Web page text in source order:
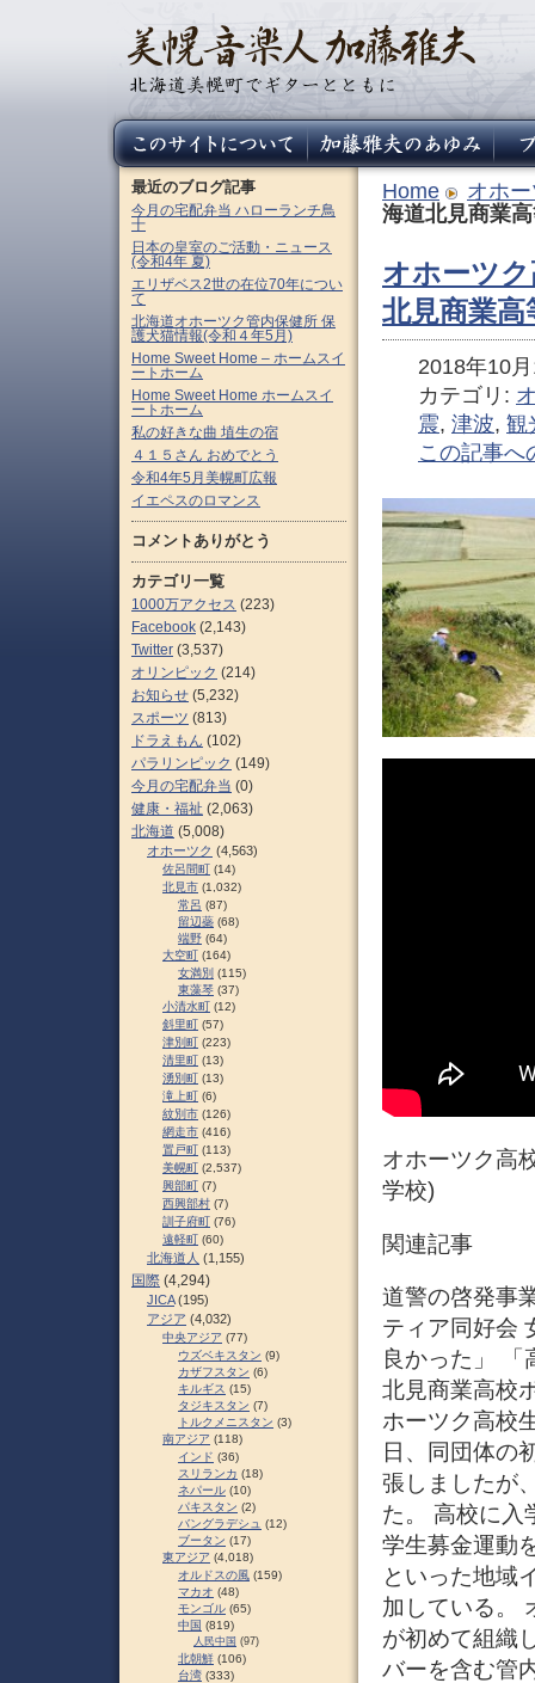
Home
オホ
海道北見商業
オホーツ
北見商業高
2018年10
カテゴリ:
震, 津波, 観
この記事へ
オホーツク高
学校)
関連記事
道警の啓発事
ティア同好会
良かった」 「
北見商業高校
ホーツク高校
日、同団体の
張しましたが
た。 高校に入
学生募金運動
といった地域
加している。
が初めて組織
バーを含む管
最近のブログ記事
今月の宅配弁当 ハローランチ鳥
十
日本の皇室のご活動・ニュース
(令和4年 夏)
エリザベス2世の在位70年につい
て
北海道オホーツク管内保健所 保
護犬猫情報(令和４年5月)
Home Sweet Home – ホームスイ
ートホーム
Home Sweet Home ホームスイ
ートホーム
私の好きな曲 埴生の宿
４１５さん おめでとう
令和4年5月美幌町広報
イエペスのロマンス
コメントありがとう
カテゴリ一覧
1000万アクセス (223)
Facebook (2,143)
Twitter (3,537)
オリンピック (214)
お知らせ (5,232)
スポーツ (813)
ドラえもん (102)
パラリンピック (149)
今月の宅配弁当 (0)
健康・福祉 (2,063)
北海道 (5,008)
オホーツク (4,563)
佐呂間町 (14)
北見市 (1,032)
常呂 (87)
留辺蘂 (68)
端野 (64)
大空町 (164)
女満別 (115)
東藻琴 (37)
小清水町 (12)
斜里町 (57)
津別町 (223)
清里町 (13)
湧別町 (13)
滝上町 (6)
紋別市 (126)
網走市 (416)
置戸町 (113)
美幌町 (2,537)
興部町 (7)
西興部村 (7)
訓子府町 (76)
遠軽町 (60)
北海道人 (1,155)
国際 (4,294)
JICA(195)
アジア (4,032)
中央アジア (77)
ウズベキスタン (9)
カザフスタン (6)
キルギス (15)
タジキスタン (7)
トルクメニスタン (3)
南アジア (118)
インド (36)
スリランカ (18)
ネパール (10)
パキスタン (2)
バングラデシュ (12)
ブータン (17)
東アジア (4,018)
オルドスの風 (159)
マカオ (48)
モンゴル (65)
中国 (819)
人民中国 (97)
北朝鮮 (106)
台湾 (333)